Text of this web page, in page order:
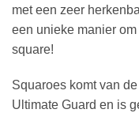
met een zeer
een unieke manier
square!
Squaroes komt van
Ultimate Guard en is